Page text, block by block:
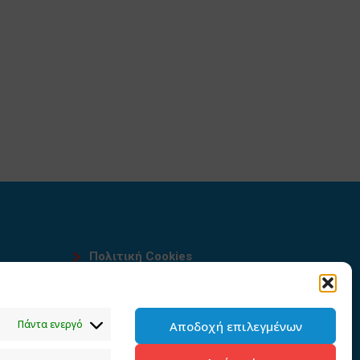
Πάντα ενεργό Αποδοχή επιλεγμένων
Πολιτική Cookies
Πολιτική προστασίας
προσωπικών δεδομένων του
παρόντος ιστότοπου